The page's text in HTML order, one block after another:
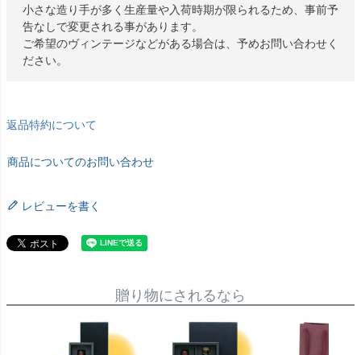
小さな造り手が多く生産量や入荷時期が限られるため、事前予
告なしで変更される事があります。
ご希望のヴィンテージなどがある場合は、予めお問い合わせく
ださい。
返品特約について
商品についてのお問い合わせ
レビューを書く
贈り物にされるなら